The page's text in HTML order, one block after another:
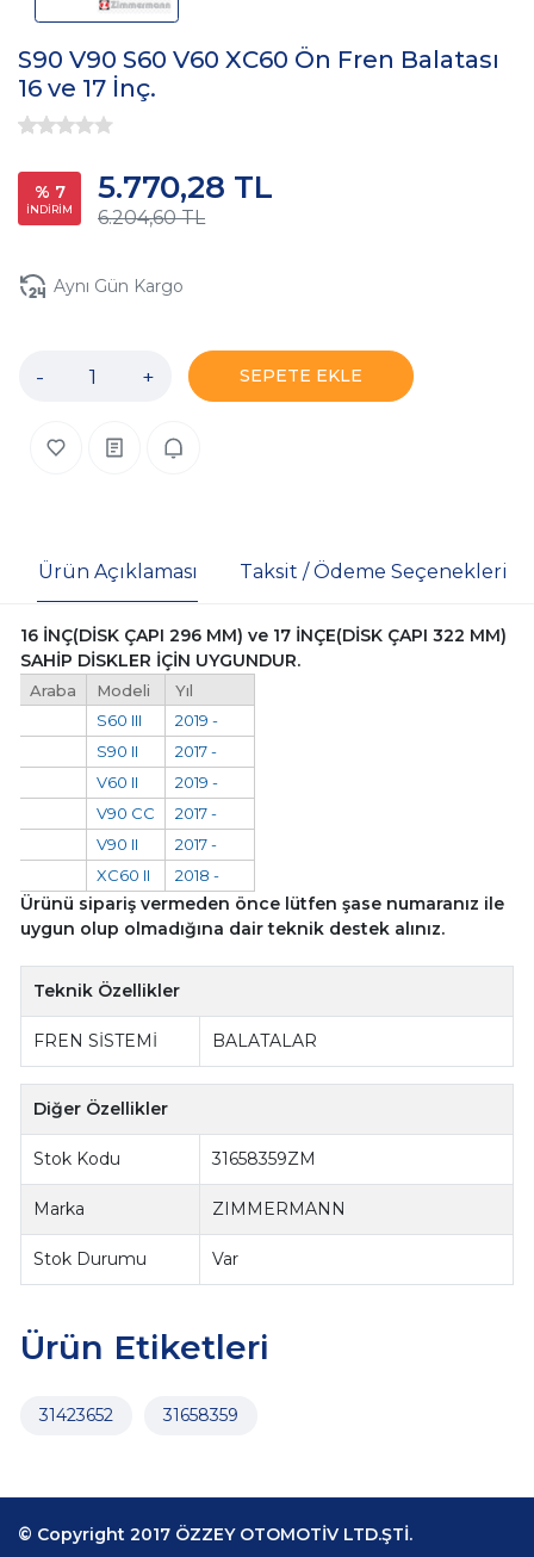
S90 V90 S60 V60 XC60 Ön Fren Balatası
16 ve 17 İnç.
% 7
İNDİRİM 6.204,60 TL
5.770,28 TL
Aynı Gün Kargo
- + SEPETE EKLE
Ürün Açıklaması Taksit / Ödeme Seçenekleri
16 İNÇ(DİSK ÇAPI 296 MM) ve 17 İNÇE(DİSK ÇAPI 322 MM)
SAHİP DİSKLER İÇİN UYGUNDUR.
Araba Modeli
Yıl
S60 III
2019 -
S90 II
2017 -
V60 II
2019 -
V90 CC
2017 -
V90 II
2017 -
XC60 II
2018 -
Ürünü sipariş vermeden önce lütfen şase numaranız ile
uygun olup olmadığına dair teknik destek alınız.
Teknik Özellikler
FREN SİSTEMİ BALATALAR
Diğer Özellikler
Stok Kodu 31658359ZM
Marka ZIMMERMANN
Stok Durumu Var
Ürün Etiketleri
31423652 31658359
© Copyright 2017 ÖZZEY OTOMOTİV LTD.ŞTİ.